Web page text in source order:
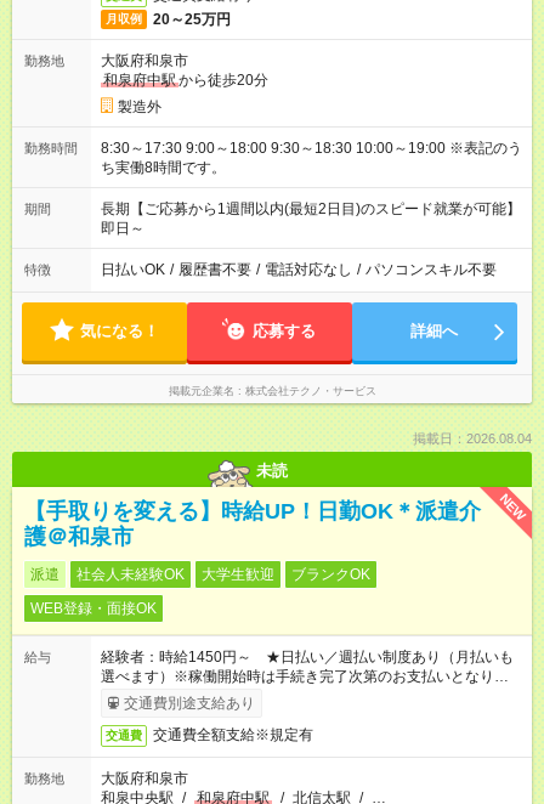
月収例 20～25万円
勤務地
大阪府和泉市
和泉府中駅から徒歩20分
製造外
勤務時間
8:30～17:30 9:00～18:00 9:30～18:30 10:00～19:00 ※表記のう
ち実働8時間です。
期間
長期【ご応募から1週間以内(最短2日目)のスピード就業が可能】
即日～
特徴 日払いOK / 履歴書不要 / 電話対応なし / パソコンスキル不要
気になる！ 応募する 詳細へ
掲載元企業名 株式会社テクノ・サービス
掲載日：2026.08.04
未読
NEW
【手取りを変える】時給UP！日勤OK＊派遣介
護＠和泉市
派遣 社会人未経験OK 大学生歓迎
ブランクOK
WEB登録・面接OK
給与
経験者：時給1450円～ ★日払い／週払い制度あり（月払いも
選べます）※稼働開始時は手続き完了次第のお支払いとなりま
す。交通費別途支給あり
交通費 交通費全額支給※規定有
勤務地
大阪府和泉市
和泉中央駅 / 和泉府中駅 / 北信太駅 / …